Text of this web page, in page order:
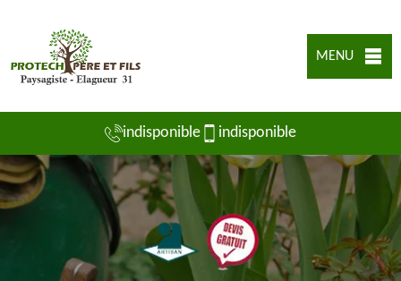
MENU
indisponible indisponible